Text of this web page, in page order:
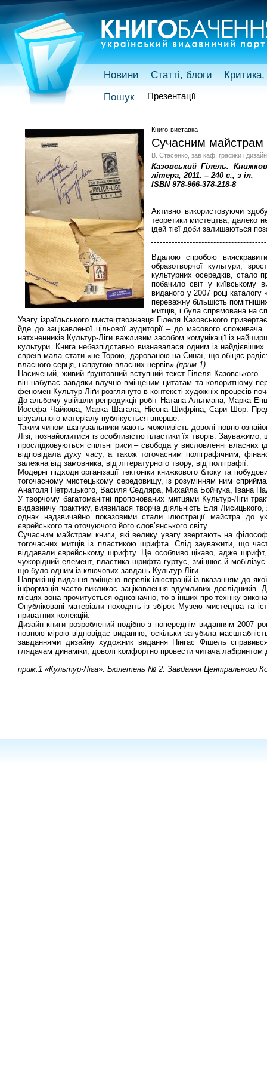
Новини Статті, блоги
Критика,
Пошук
Презентації
Книго-виставка
Сучасним майстрам
В. Стасенко, зав каф. графіки і
Казовський Гілель.
літера, 2011. – 240 с., з іл.
ISBN 978-966-378-218-8
Активно використовуючи
теоретики мистецтва, далеко
ідей тієї доби залишаються
Вдалою спробою
образотворчої культури,
культурних осередків, стало
побачило світ у київському
виданого у 2007 році каталогу
переважну більшість
митців, і була спрямована на
Увагу ізраїльського мистецтвознавця Гілеля Казовського
йде до зацікавленої цільової аудиторії – до масового
натхненників Культур-Ліги важливим засобом комунікації із
культури. Книга небезпідставно визнавалася одним із
євреїв мала стати «не Торою, дарованою на Синаї, що обіцяє
власного серця, напругою власних нервів» (прим.1).
Насичений, живий ґрунтовний вступний текст Гілеля Казовського
він набуває завдяки влучно вміщеним цитатам та колоритному
феномен Культур-Ліґи розглянуто в контексті художніх процесів
До альбому увійшли репродукції робіт Натана Альтмана, Марка
Йосефа Чайкова, Марка Шагала, Нісона Шифріна, Сари Шор.
візуального матеріалу публікується вперше.
Таким чином шанувальники мають можливість доволі повно
Лізі, познайомитися із особливістю пластики їх творів.
прослідковуються спільні риси – свобода у висловленні власних
відповідала духу часу, а також тогочасним поліграфічним,
залежна від замовника, від літературного твору, від поліграфії.
Модерні підходи організації тектоніки книжкового блоку та
тогочасному мистецькому середовищу, із розумінням ним
Анатоля Петрицького, Василя Седляра, Михайла Бойчука, Івана
У творчому багатоманітні пропонованих митцями Культур-Ліги
видавничу практику, виявилася творча діяльність Еля
однак надзвичайно показовими стали ілюстрації майстра до
єврейського та оточуючого його слов’янського світу.
Сучасним майстрам книги, які велику увагу звертають на
тогочасних митців із пластикою шрифта. Слід зауважити, що
віддавали єврейському шрифту. Це особливо цікаво, адже шрифт,
чужорідний елемент, пластика шрифта гуртує, зміцнює й
що було одним із ключових завдань Культур-Ліги.
Наприкінці видання вміщено перелік ілюстрацій із вказанням до
інформація часто викликає зацікавлення вдумливих
місцях вона прочитується однозначно, то в інших про техніку
Опубліковані матеріали походять із збірок Музею мистецтва та
приватних колекцій.
Дизайн книги розроблений подібно з попереднім виданням 2007
повною мірою відповідає виданню, оскільки загубила
завданнями дизайну художник видання Пінгас Фішель
глядачам динаміки, доволі комфортно провести читача
прим.1 «Культур-Ліга». Бюлетень № 2. Завдання Центрального